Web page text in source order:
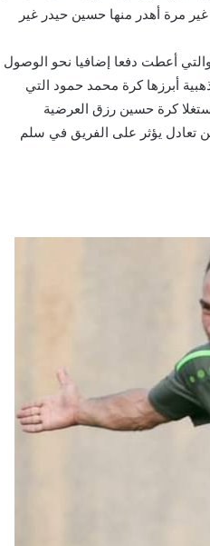
مرة أهدر منها حسين حيدر غير
أعطت دفعا إضافيا نحو الوصول
أبرزها كرة محمد حمود التي
كرة حسين رزق العرضية
تعادل يؤثر على الفريق في سلم